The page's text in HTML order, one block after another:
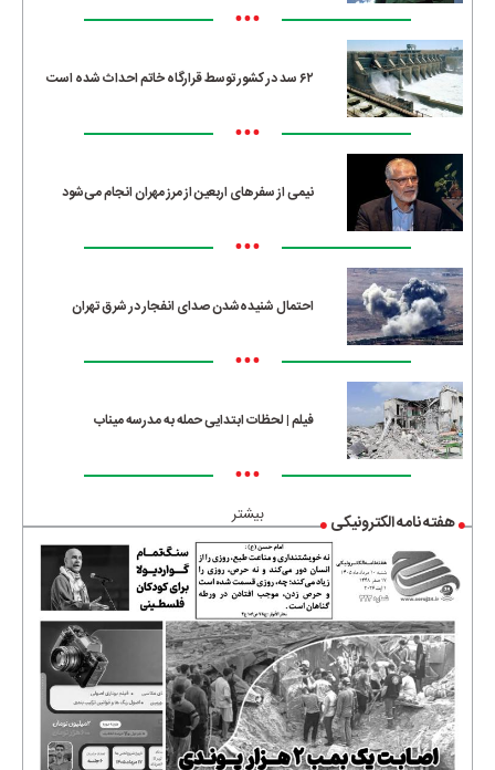
•••
۶۲ سد در کشور توسط قرارگاه خاتم احداث شده است
•••
نیمی از سفرهای اربعین از مرز مهران انجام می‌شود
•••
احتمال شنیده‌شدن صدای انفجار در شرق تهران
•••
فیلم | لحظات ابتدایی حمله به مدرسه میناب
•••
بیشتر هفته نامه الکترونیکی